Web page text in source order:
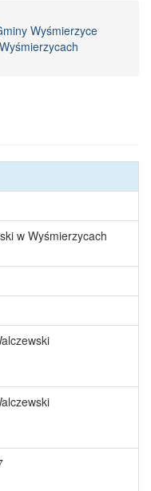
Wyśmierzyce
w Wyśmierzycach